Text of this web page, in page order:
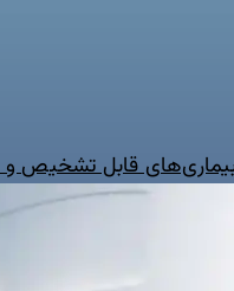
بیماری‌های قابل تشخیص